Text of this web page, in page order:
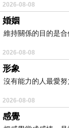
我害怕的
2026-08-08
婚姻
維持關係的目的是合
2026-08-08
形象
沒有能力的人最愛努
2026-08-08
感覺